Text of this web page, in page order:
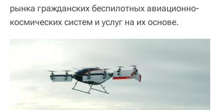
рынка гражданских беспилотных авиационно-
космических систем и услуг на их основе.